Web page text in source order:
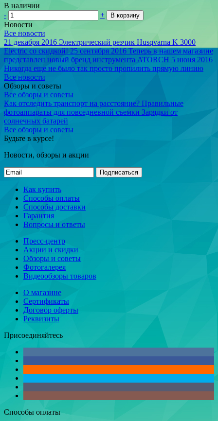
В наличии
-
+ В корзину
Новости
Все новости
21 декабря 2016 Электрический резчик Husqvarna K 3000
Electric со скидкой! 25 сентября 2016 Теперь в нашем магазине
представлен новый бренд инструмента ATORCH 5 июня 2016
Никогда еще не было так просто пропилить прямую линию
Все новости
Обзоры и советы
Все обзоры и советы
Как отследить транспорт на расстояние? Правильные
фотоаппараты для повседневной съемки Зарядки от
солнечных батарей
Все обзоры и советы
Будьте в курсе!
Новости, обзоры и акции
Подписаться
Как купить
Способы оплаты
Способы доставки
Гарантия
Вопросы и ответы
Пресс-центр
Акции и скидки
Обзоры и советы
Фотогалерея
Видеообзоры товаров
О магазине
Сертификаты
Договор оферты
Реквизиты
Присоединяйтесь
Способы оплаты